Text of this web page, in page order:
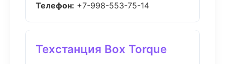
Телефон: +7-998-553-75-14
Техстанция Box Torque